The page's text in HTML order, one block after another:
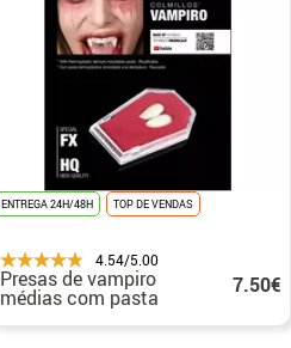
ENTREGA 24H/48H TOP DE VENDAS
4.54/5.00
Presas de vampiro
médias com pasta
termoplástica
7.50€